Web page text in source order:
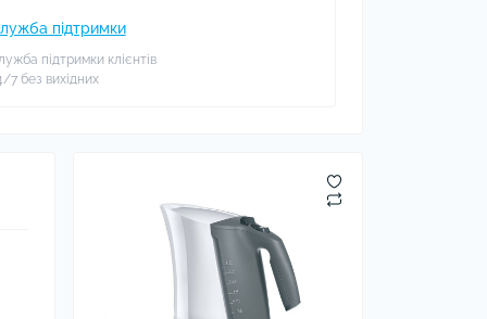
підтримки
підтримки клієнтів
7 без вихідних